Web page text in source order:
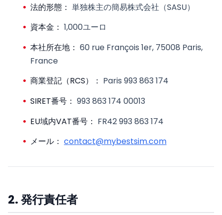
法的形態： 単独株主の簡易株式会社（SASU）
資本金： 1,000ユーロ
本社所在地： 60 rue François 1er, 75008 Paris,
France
商業登記（RCS）： Paris 993 863 174
SIRET番号： 993 863 174 00013
EU域内VAT番号： FR42 993 863 174
メール： contact@mybestsim.com
2. 発行責任者